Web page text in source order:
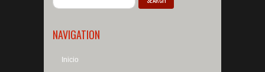
NAVIGATION
Inicio